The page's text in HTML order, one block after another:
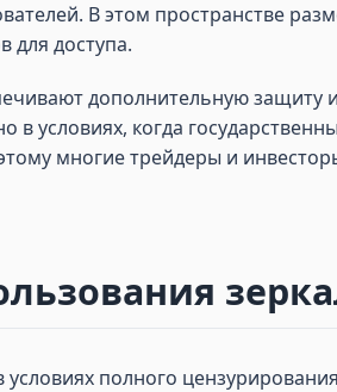
В этом пространстве
для доступа.
дополнительную защиту
условиях, когда
многие трейдеры и
полного